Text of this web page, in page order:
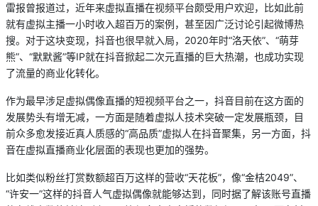
雷报曾报道过，近年来虚拟直播在视频平台颇受用户欢迎，比如此前
就有虚拟主播一小时收入超百万的案例，甚至因广泛讨论引起微博热
搜。对于这块变现，抖音也很早就入局，2020年时“洛天依”、“萌芽
熊”、“默默酱”等IP就在抖音掀起二次元直播的巨大热潮，也成功实现
了流量的商业化转化。
作为最早涉足虚拟偶像直播的短视频平台之一，抖音目前在这方面的
发展势头有增无减，一方面是随着虚拟人技术突破一定发展瓶颈，目
前众多愈发接近真人质感的“高品质”虚拟人在抖音聚集，另一方面，抖
音在虚拟直播商业化层面的表现也更加的强势。
比如类似粉丝打赏数额超百万这样的营收“天花板”，像“金桔2049”、
“许安一”这样的抖音人气虚拟偶像就能够达到，同时据了解该账号直播